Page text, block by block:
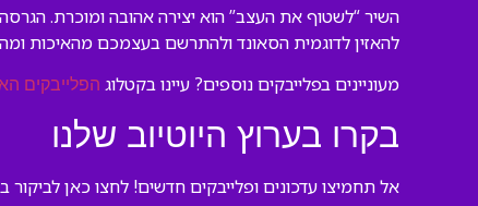
השיר “לשטוף את העצב” הוא יצירה אהובה ומוכרת.
להאזין לדוגמית הסאונד ולהתרשם בעצמכם מהאיכות
מעוניינים בפלייבקים נוספים? עיינו בקטלוג הפלייבקים
בקרו בערוץ היוטיוב שלנו
אל תחמיצו עדכונים ופלייבקים חדשים! לחצו כאן לביקור ב